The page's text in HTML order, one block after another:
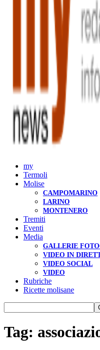
my
Termoli
Molise
CAMPOMARINO
LARINO
MONTENERO
Tremiti
Eventi
Media
GALLERIE
VIDEO IN
VIDEO SOCIAL
VIDEO
Rubriche
Ricette molisane
Tag: